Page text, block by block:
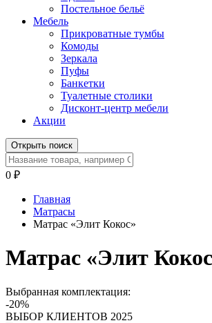
Постельное бельё
Мебель
Прикроватные тумбы
Комоды
Зеркала
Пуфы
Банкетки
Туалетные столики
Дисконт-центр мебели
Акции
Открыть поиск
0 ₽
Главная
Матрасы
Матрас «Элит Кокос»
Матрас «Элит
Выбранная комплектация:
-20%
ВЫБОР КЛИЕНТОВ 2025